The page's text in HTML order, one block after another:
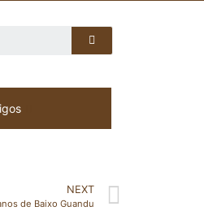
NEXT
de Baixo Guandu